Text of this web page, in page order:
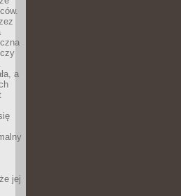
a
jej